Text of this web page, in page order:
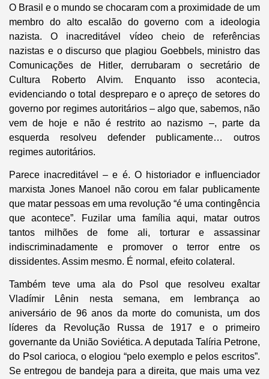
O Brasil e o mundo se chocaram com a proximidade de um
membro do alto escalão do governo com a ideologia
nazista. O inacreditável vídeo cheio de referências
nazistas e o discurso que plagiou Goebbels, ministro das
Comunicações de Hitler, derrubaram o secretário de
Cultura Roberto Alvim. Enquanto isso acontecia,
evidenciando o total despreparo e o apreço de setores do
governo por regimes autoritários – algo que, sabemos, não
vem de hoje e não é restrito ao nazismo –, parte da
esquerda resolveu defender publicamente… outros
regimes autoritários.
Parece inacreditável – e é. O historiador e influenciador
marxista Jones Manoel não corou em falar publicamente
que matar pessoas em uma revolução “é uma contingência
que acontece”. Fuzilar uma família aqui, matar outros
tantos milhões de fome ali, torturar e assassinar
indiscriminadamente e promover o terror entre os
dissidentes. Assim mesmo. É normal, efeito colateral.
Também teve uma ala do Psol que resolveu exaltar
Vladímir Lênin nesta semana, em lembrança ao
aniversário de 96 anos da morte do comunista, um dos
líderes da Revolução Russa de 1917 e o primeiro
governante da União Soviética. A deputada Talíria Petrone,
do Psol carioca, o elogiou “pelo exemplo e pelos escritos”.
Se entregou de bandeja para a direita, que mais uma vez